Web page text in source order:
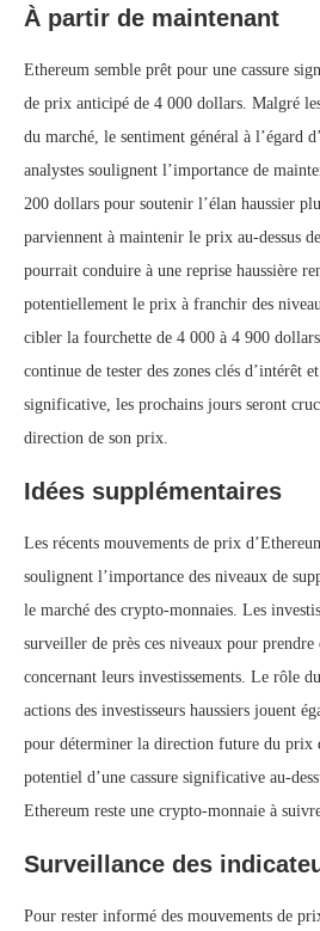
À partir de maintenant
Ethereum semble prêt pour une cassure
de prix anticipé de 4 000 dollars. Malgré
du marché, le sentiment général à l’égard
analystes soulignent l’importance de
200 dollars pour soutenir l’élan haussier
parviennent à maintenir le prix au-dessus
pourrait conduire à une reprise haussière
potentiellement le prix à franchir des
cibler la fourchette de 4 000 à 4 900
continue de tester des zones clés d’intérêt
significative, les prochains jours seront
direction de son prix.
Idées supplémentaires
Les récents mouvements de prix
soulignent l’importance des niveaux de
le marché des crypto-monnaies. Les
surveiller de près ces niveaux pour prendre
concernant leurs investissements. Le rôle
actions des investisseurs haussiers jouent
pour déterminer la direction future du prix
potentiel d’une cassure significative au-
Ethereum reste une crypto-monnaie à
Surveillance des
Pour rester informé des mouvements de